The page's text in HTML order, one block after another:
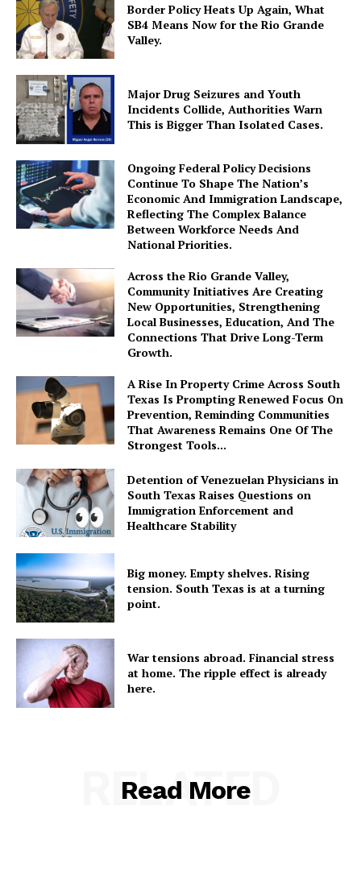
Border Policy Heats Up Again, What
SB4 Means Now for the Rio Grande
Valley.
Major Drug Seizures and Youth
Incidents Collide, Authorities Warn
This is Bigger Than Isolated Cases.
Ongoing Federal Policy Decisions
Continue To Shape The Nation’s
Economic And Immigration Landscape,
Reflecting The Complex Balance
Between Workforce Needs And
National Priorities.
Across the Rio Grande Valley,
Community Initiatives Are Creating
New Opportunities, Strengthening
Local Businesses, Education, And The
Connections That Drive Long-Term
Growth.
A Rise In Property Crime Across South
Texas Is Prompting Renewed Focus On
Prevention, Reminding Communities
That Awareness Remains One Of The
Strongest Tools...
Detention of Venezuelan Physicians in
South Texas Raises Questions on
Immigration Enforcement and
Healthcare Stability
Big money. Empty shelves. Rising
tension. South Texas is at a turning
point.
War tensions abroad. Financial stress
at home. The ripple effect is already
here.
Read More
RELATED